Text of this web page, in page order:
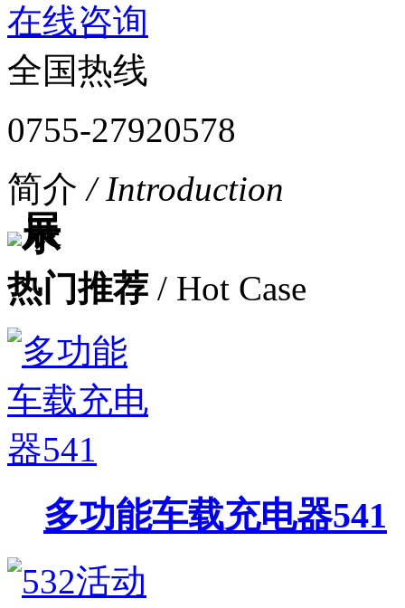
在线咨询
全国热线
0755-27920578
简介 / Introduction
热门推荐 / Hot Case
多功能车载充电器541